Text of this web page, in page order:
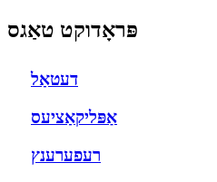
פּראָדוקט טאַגס
דעטאַל
אַפּליקאַציעס
רעפערענץ